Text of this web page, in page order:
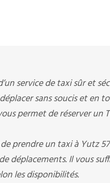
service de taxi sûr et
sans soucis et en
permet de réserver
prendre un taxi à Yutz
déplacements. Il vous
les disponibilités.